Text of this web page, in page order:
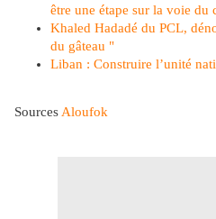
être une étape sur la voie du
Khaled Hadadé du PCL,
du gâteau "
Liban : Construire l’unité
Sources Aloufok